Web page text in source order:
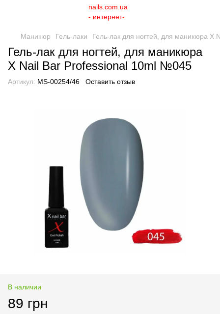
Маникюр Гель-лаки Гель-лак для ногтей, для маникюра
Гель-лак для ногтей, для маникюра
X Nail Bar Professional 10ml №045
Артикул: MS-00254/46 Оставить отзыв
В наличии
89 грн